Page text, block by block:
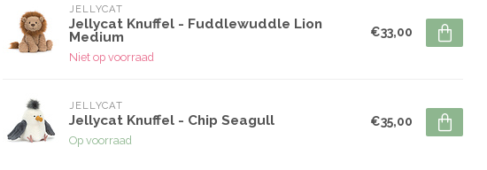
JELLYCAT
Jellycat Knuffel - Fuddlewuddle Lion
Medium
Niet op voorraad
€33,00
JELLYCAT
Jellycat Knuffel - Chip Seagull
Op voorraad
€35,00